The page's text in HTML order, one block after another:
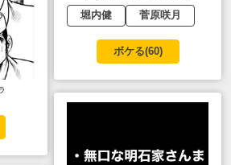
堀内健 菅原咲月
ボケる(60)